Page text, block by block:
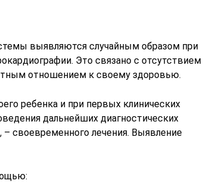
выявляются случайным образом при
Это связано с отсутствием
отношением к своему здоровью.
ребенка и при первых клинических
дальнейших диагностических
– своевременного лечения. Выявление